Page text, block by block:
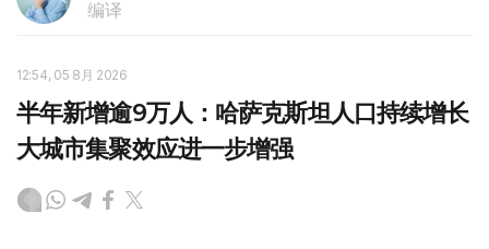
编译
12:54, 05 8月 2026
半年新增逾9万人：哈萨克斯坦人口持续增长
大城市集聚效应进一步增强